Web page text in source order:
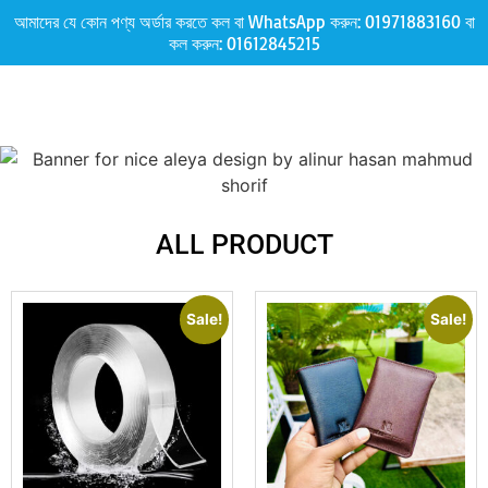
আমাদের যে কোন পণ্য অর্ডার করতে কল বা WhatsApp করুন: 01971883160বা
কল করুন: 01612845215
ALL PRODUCT
Sale! Sale!